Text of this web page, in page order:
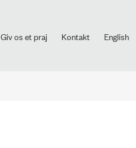
Giv os et praj Kontakt English